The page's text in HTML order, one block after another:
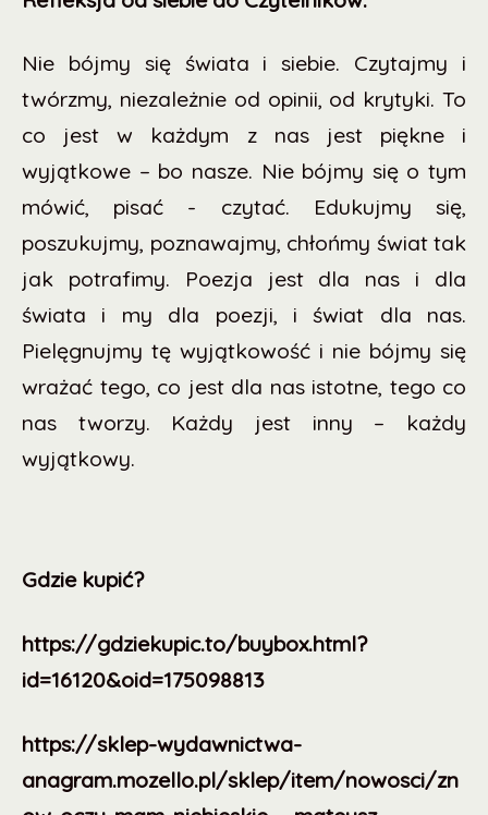
Nie bójmy się świata i siebie. Czytajmy i
twórzmy, niezależnie od opinii, od krytyki. To
co jest w każdym z nas jest piękne i
wyjątkowe – bo nasze. Nie bójmy się o tym
mówić, pisać - czytać. Edukujmy się,
poszukujmy, poznawajmy, chłońmy świat tak
jak potrafimy. Poezja jest dla nas i dla
świata i my dla poezji, i świat dla nas.
Pielęgnujmy tę wyjątkowość i nie bójmy się
wrażać tego, co jest dla nas istotne, tego co
nas tworzy. Każdy jest inny – każdy
wyjątkowy.
Gdzie kupić?
https://gdziekupic.to/buybox.html?
id=16120&oid=175098813
https://sklep-wydawnictwa-
anagram.mozello.pl/sklep/item/nowosci/zn